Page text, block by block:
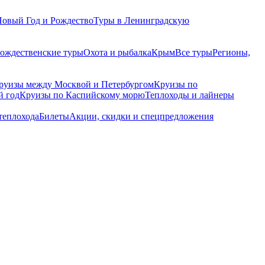
Год и РождествоТуры в Ленинградскую
турыОхота и рыбалкаКрымВсе турыРегионы,
между Москвой и ПетербургомКруизы по
годКруизы по Каспийскому морюТеплоходы и лайнеры
БилетыАкции, скидки и спецпредложения